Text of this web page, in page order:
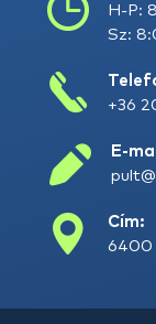
H-P:
Sz:
+36
E-
Cím:
6400